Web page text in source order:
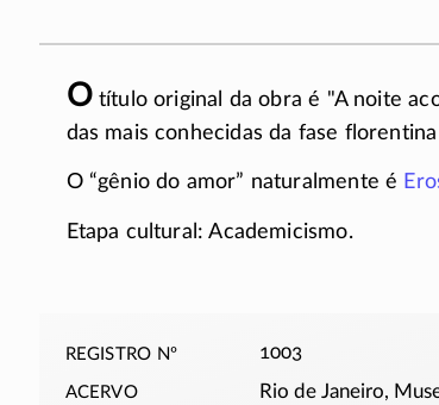
Otítulo original da obra é A noite
das mais conhecidas da fase
O “gênio do amor” naturalmente é
Etapa cultural:Academicismo.
registro nº 1003
acervo Rio de Janeiro,